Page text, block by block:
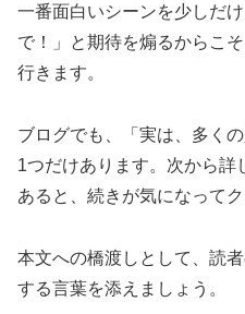
一番面白いシーンを少しだ
で！」と期待を煽るからこ
行きます。
ブログでも、「実は、多く
1つだけあります。次から詳
あると、続きが気になって
本文への橋渡しとして、読
する言葉を添えましょう。